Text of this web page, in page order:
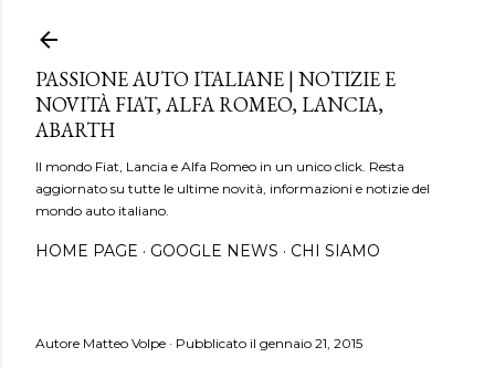
PASSIONE AUTO ITALIANE | NOTIZIE E
NOVITÀ FIAT, ALFA ROMEO, LANCIA,
ABARTH
Il mondo Fiat, Lancia e Alfa Romeo in un unico click. Resta
aggiornato su tutte le ultime novità, informazioni e notizie del
mondo auto italiano.
HOME PAGE GOOGLE NEWS CHI SIAMO
Autore Matteo Volpe Pubblicato il gennaio 21, 2015